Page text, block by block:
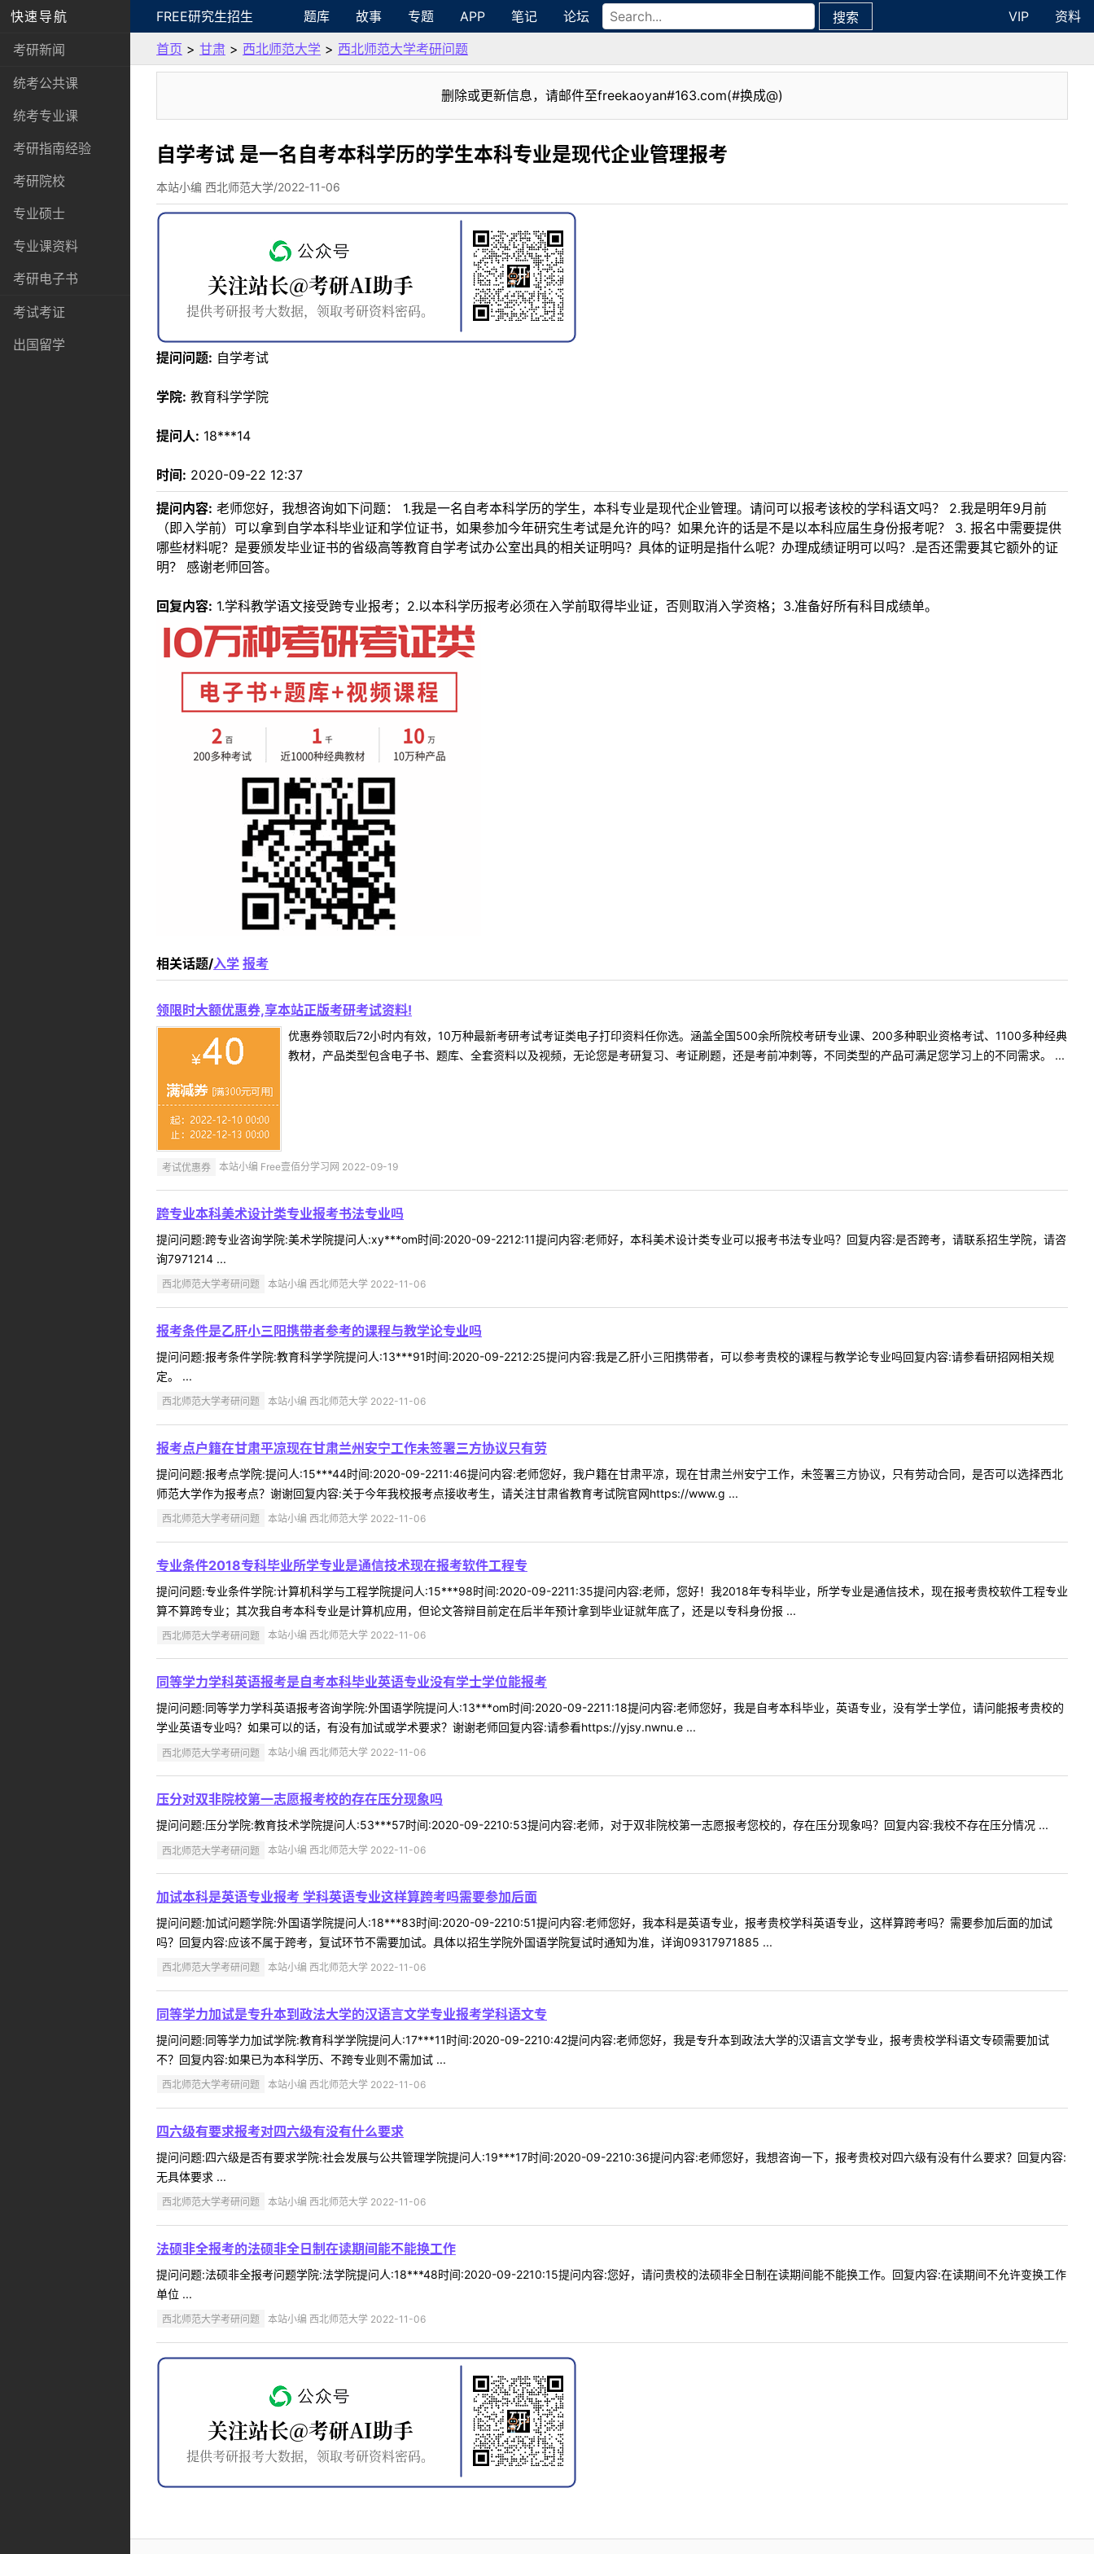
快速导航
考研新闻
统考公共课
统考专业课
考研指南经验
考研院校
专业硕士
专业课资料
考研电子书
考试考证
出国留学
FREE研究生招生 题库 故事 专题 APP 笔记 论坛 搜索 VIP
资料
首页 > 甘肃 > 西北师范大学 > 西北师范大学考研问题
删除或更新信息，请邮件至freekaoyan#163.com(#换成@)
自学考试 是一名自考本科学历的学生本科专业是现代企业管理报考
本站小编 西北师范大学/2022-11-06
提问问题: 自学考试
学院: 教育科学学院
提问人: 18***14
时间: 2020-09-22 12:37
提问内容: 老师您好，我想咨询如下问题： 1.我是一名自考本科学历的学生，本科专业是现代企业管理。请问可以报考该校的学科语文吗？ 2.我是明年9月前
（即入学前）可以拿到自学本科毕业证和学位证书，如果参加今年研究生考试是允许的吗？如果允许的话是不是以本科应届生身份报考呢？ 3. 报名中需要提供
哪些材料呢？是要颁发毕业证书的省级高等教育自学考试办公室出具的相关证明吗？具体的证明是指什么呢？办理成绩证明可以吗？.是否还需要其它额外的证
明？ 感谢老师回答。
回复内容: 1.学科教学语文接受跨专业报考；2.以本科学历报考必须在入学前取得毕业证，否则取消入学资格；3.准备好所有科目成绩单。
相关话题/入学 报考
领限时大额优惠券,享本站正版考研考试资料!
优惠券领取后72小时内有效，10万种最新考研考试考证类电子打印资料任你选。涵盖全国500余所院校考研专业课、200多种职业资格考试、1100多种经典
教材，产品类型包含电子书、题库、全套资料以及视频，无论您是考研复习、考证刷题，还是考前冲刺等，不同类型的产品可满足您学习上的不同需求。 ...
考试优惠券 本站小编 Free壹佰分学习网 2022-09-19
跨专业本科美术设计类专业报考书法专业吗
提问问题:跨专业咨询学院:美术学院提问人:xy***om时间:2020-09-2212:11提问内容:老师好，本科美术设计类专业可以报考书法专业吗？回复内容:是否跨考，请联系招生学院，请咨
询7971214 ...
西北师范大学考研问题 本站小编 西北师范大学 2022-11-06
报考条件是乙肝小三阳携带者参考的课程与教学论专业吗
提问问题:报考条件学院:教育科学学院提问人:13***91时间:2020-09-2212:25提问内容:我是乙肝小三阳携带者，可以参考贵校的课程与教学论专业吗回复内容:请参看研招网相关规
定。 ...
西北师范大学考研问题 本站小编 西北师范大学 2022-11-06
报考点户籍在甘肃平凉现在甘肃兰州安宁工作未签署三方协议只有劳
提问问题:报考点学院:提问人:15***44时间:2020-09-2211:46提问内容:老师您好，我户籍在甘肃平凉，现在甘肃兰州安宁工作，未签署三方协议，只有劳动合同，是否可以选择西北
师范大学作为报考点？谢谢回复内容:关于今年我校报考点接收考生，请关注甘肃省教育考试院官网https://www.g ...
西北师范大学考研问题 本站小编 西北师范大学 2022-11-06
专业条件2018专科毕业所学专业是通信技术现在报考软件工程专
提问问题:专业条件学院:计算机科学与工程学院提问人:15***98时间:2020-09-2211:35提问内容:老师，您好！我2018年专科毕业，所学专业是通信技术，现在报考贵校软件工程专业
算不算跨专业；其次我自考本科专业是计算机应用，但论文答辩目前定在后半年预计拿到毕业证就年底了，还是以专科身份报 ...
西北师范大学考研问题 本站小编 西北师范大学 2022-11-06
同等学力学科英语报考是自考本科毕业英语专业没有学士学位能报考
提问问题:同等学力学科英语报考咨询学院:外国语学院提问人:13***om时间:2020-09-2211:18提问内容:老师您好，我是自考本科毕业，英语专业，没有学士学位，请问能报考贵校的
学业英语专业吗？如果可以的话，有没有加试或学术要求？谢谢老师回复内容:请参看https://yjsy.nwnu.e ...
西北师范大学考研问题 本站小编 西北师范大学 2022-11-06
压分对双非院校第一志愿报考校的存在压分现象吗
提问问题:压分学院:教育技术学院提问人:53***57时间:2020-09-2210:53提问内容:老师，对于双非院校第一志愿报考您校的，存在压分现象吗？回复内容:我校不存在压分情况 ...
西北师范大学考研问题 本站小编 西北师范大学 2022-11-06
加试本科是英语专业报考 学科英语专业这样算跨考吗需要参加后面
提问问题:加试问题学院:外国语学院提问人:18***83时间:2020-09-2210:51提问内容:老师您好，我本科是英语专业，报考贵校学科英语专业，这样算跨考吗？需要参加后面的加试
吗？回复内容:应该不属于跨考，复试环节不需要加试。具体以招生学院外国语学院复试时通知为准，详询09317971885 ...
西北师范大学考研问题 本站小编 西北师范大学 2022-11-06
同等学力加试是专升本到政法大学的汉语言文学专业报考学科语文专
提问问题:同等学力加试学院:教育科学学院提问人:17***11时间:2020-09-2210:42提问内容:老师您好，我是专升本到政法大学的汉语言文学专业，报考贵校学科语文专硕需要加试
不？回复内容:如果已为本科学历、不跨专业则不需加试 ...
西北师范大学考研问题 本站小编 西北师范大学 2022-11-06
四六级有要求报考对四六级有没有什么要求
提问问题:四六级是否有要求学院:社会发展与公共管理学院提问人:19***17时间:2020-09-2210:36提问内容:老师您好，我想咨询一下，报考贵校对四六级有没有什么要求？回复内容:
无具体要求 ...
西北师范大学考研问题 本站小编 西北师范大学 2022-11-06
法硕非全报考的法硕非全日制在读期间能不能换工作
提问问题:法硕非全报考问题学院:法学院提问人:18***48时间:2020-09-2210:15提问内容:您好，请问贵校的法硕非全日制在读期间能不能换工作。回复内容:在读期间不允许变换工作
单位 ...
西北师范大学考研问题 本站小编 西北师范大学 2022-11-06